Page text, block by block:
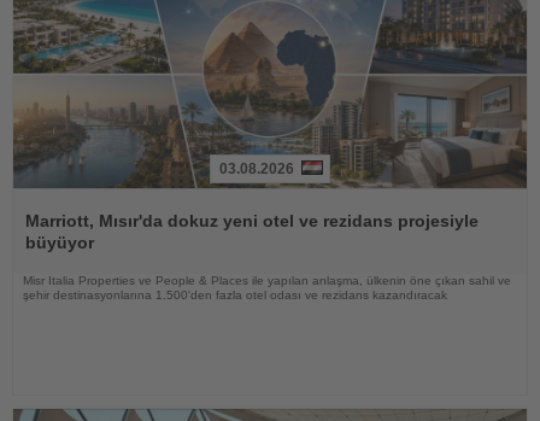
Oku
03.08.2026
Marriott, Mısır'da dokuz yeni otel ve rezidans projesiyle
büyüyor
Misr Italia Properties ve People & Places ile yapılan anlaşma, ülkenin öne çıkan sahil ve
şehir destinasyonlarına 1.500'den fazla otel odası ve rezidans kazandıracak